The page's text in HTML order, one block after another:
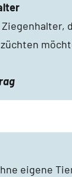
Ziegenhalter,
eigene